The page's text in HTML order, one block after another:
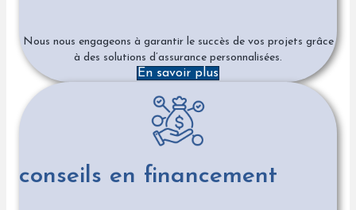
Nous nous engageons à garantir le succès de vos projets grâce
à des solutions d’assurance personnalisées.
En savoir plus
conseils en financement